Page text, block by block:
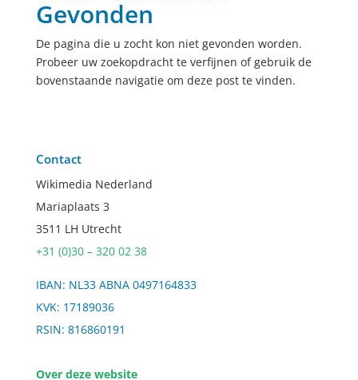
Gevonden
De pagina die u zocht kon niet gevonden worden.
Probeer uw zoekopdracht te verfijnen of gebruik de
bovenstaande navigatie om deze post te vinden.
Contact
Wikimedia Nederland
Mariaplaats 3
3511 LH Utrecht
+31 (0)30 – 320 02 38
IBAN: NL33 ABNA 0497164833
KVK: 17189036
RSIN: 816860191
Over deze website